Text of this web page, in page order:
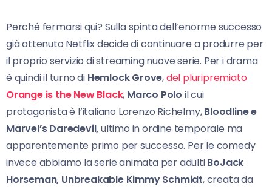
Perché fermarsi qui? Sulla spinta dell’enorme successo
già ottenuto Netflix decide di continuare a produrre per
il proprio servizio di streaming nuove serie. Per i drama
è quindi il turno di Hemlock Grove,del pluripremiato
Orange is the New Black, Marco Polo il cui
protagonista è l’italiano Lorenzo Richelmy,Bloodline e
Marvel’s Daredevil,ultimo in ordine temporale ma
apparentemente primo per successo. Per le comedy
invece abbiamo la serie animata per adultiBoJack
Horseman, Unbreakable Kimmy Schmidt, creata da